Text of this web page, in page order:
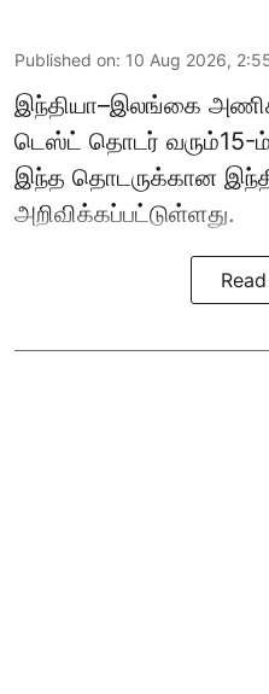
Published on: 10 Aug 2026,
இந்தியா–இலங்கை
டெஸ்ட் தொடர் வரும்15-ம்
இந்த தொடருக்கான
அறிவிக்கப்பட்டுள்ளது.